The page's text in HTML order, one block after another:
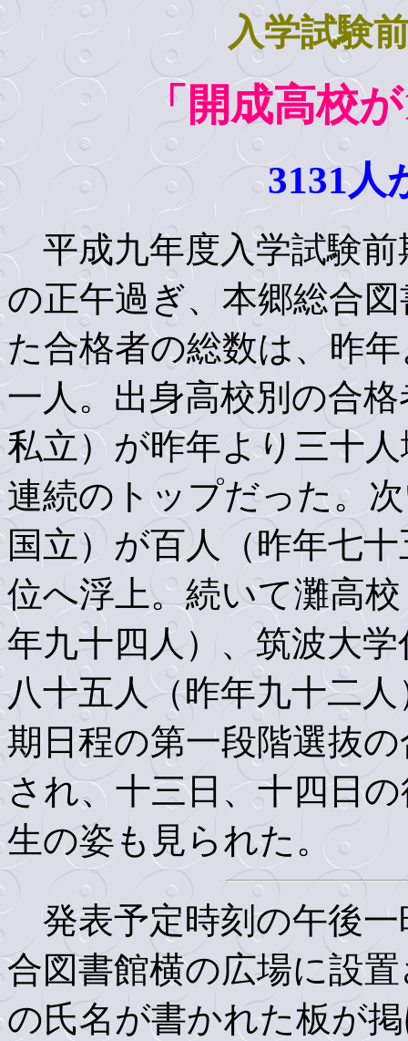
入学試験
「開成高校
3131人
平成九年度入学試験前
の正午過ぎ、本郷総合
た合格者の総数は、昨
一人。出身高校別の合
私立）が昨年より三十
連続のトップだった。
国立）が百人（昨年七
位へ浮上。続いて灘高
年九十四人）、筑波大
八十五人（昨年九十二
期日程の第一段階選抜
され、十三日、十四日
生の姿も見られた。
発表予定時刻の午後一
合図書館横の広場に設
の氏名が書かれた板が